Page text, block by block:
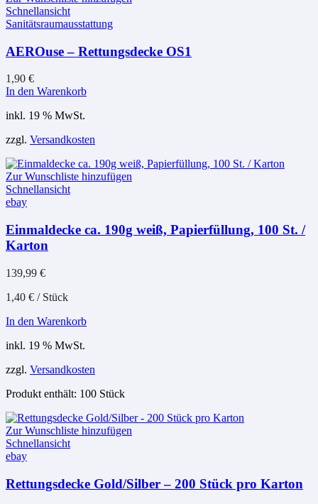
Schnellansicht
Sanitätsraumausstattung
AEROuse – Rettungsdecke OS1
1,90 €
In den Warenkorb
inkl. 19 % MwSt.
zzgl. Versandkosten
Zur Wunschliste hinzufügen
Schnellansicht
ebay
Einmaldecke ca. 190g weiß, Papierfüllung, 100 St. /
Karton
139,99 €
1,40 € / Stück
In den Warenkorb
inkl. 19 % MwSt.
zzgl. Versandkosten
Produkt enthält: 100 Stück
Zur Wunschliste hinzufügen
Schnellansicht
ebay
Rettungsdecke Gold/Silber – 200 Stück pro Karton